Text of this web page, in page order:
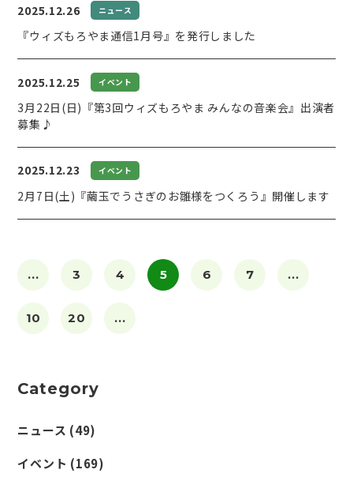
2025.12.26 ニュース
『ウィズもろやま通信1月号』を発行しました
2025.12.25 イベント
3月22日(日)『第3回ウィズもろやま みんなの音楽会』出演者
募集♪
2025.12.23 イベント
2月7日(土)『繭玉でうさぎのお雛様をつくろう』開催します
... 3 4 5 6 7 ...
10 20 ...
Category
ニュース (49)
イベント (169)